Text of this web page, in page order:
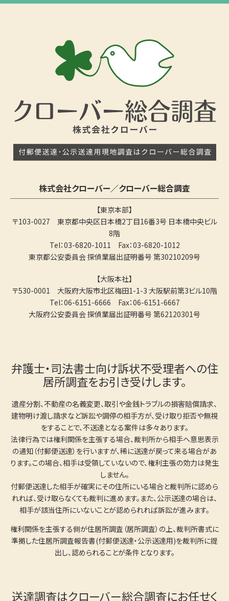
株式会社クローバー／クローバー総合調査
【東京本部】
〒103-0027 東京都中央区日本橋2丁目16番3号 日本橋中央ビル
8階
Tel：03-6820-1011 Fax：03-6820-1012
東京都公安委員会 探偵業届出証明番号 第30210209号
【大阪本社】
〒530-0001 大阪府大阪市北区梅田1-1-3 大阪駅前第3ビル10階
Tel：06-6151-6666 Fax：06-6151-6667
大阪府公安委員会 探偵業届出証明番号 第62120301号
弁護士・司法書士向け訴状不受理者への住
居所調査をお引き受けします。
遺産分割、不動産の名義変更、取引や金銭トラブルの損害賠償請求、
建物明け渡し請求など訴訟や調停の相手方が、受け取り拒否や無視
をすることで、不送達となる案件は多々あります。
法律行為では権利関係を主張する場合、裁判所から相手へ意思表示
の通知（付郵便送達）を行いますが、稀に送達が戻って来る場合があ
ります。この場合、相手は受領していないので、権利主張の効力は発生
しません。
付郵便送達した相手が確実にその住所にいる場合と裁判所に認めら
れれば、受け取らなくても裁判に進めます。また、公示送達の場合は、
相手が該当住所にいないことが認められれば訴訟が進みます。
権利関係を主張する側が住居所調査（居所調査）の上、裁判所書式に
準拠した住居所調査報告書(付郵便送達・公示送達用)を裁判所に提
出し、認められることが条件となります。
送達調査はクローバー総合調査にお任せく